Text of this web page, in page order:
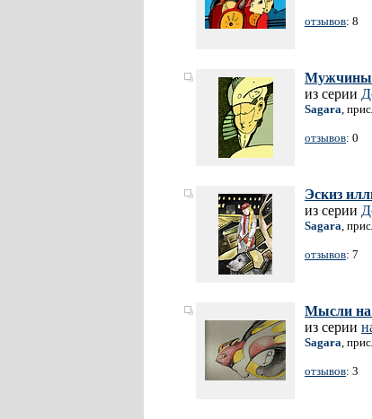
отзывов: 8
из серии
Sagara,
отзывов: 0
Эскиз
из серии
Sagara,
отзывов: 7
Мысли на
из серии
Sagara,
отзывов: 3